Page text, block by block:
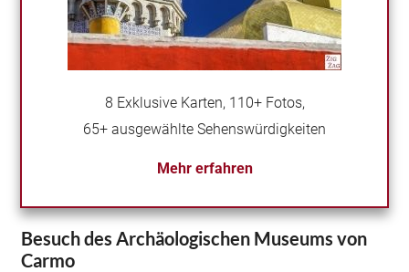
8 Exklusive Karten, 110+ Fotos,
65+ ausgewählte Sehenswürdigkeiten
Mehr erfahren
Besuch des Archäologischen Museums von
Carmo